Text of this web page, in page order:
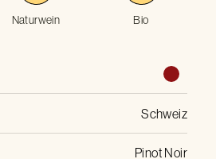
Naturwein Bio
Schweiz
Pinot Noir